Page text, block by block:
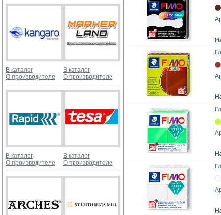
В каталог
О производителе
В каталог
О производителе
В каталог
О производителе
В каталог
О производителе